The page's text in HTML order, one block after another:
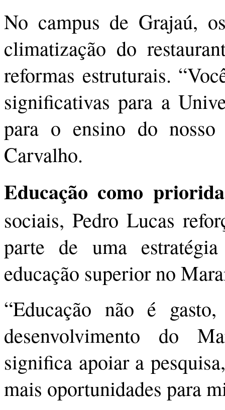
No campus de Grajaú,
climatização do
reformas estruturais.
significativas para a
para o ensino do nosso
Carvalho.
Educação como
sociais, Pedro Lucas
parte de uma
educação superior no
“Educação não é
desenvolvimento do
significa apoiar a
mais oportunidades para